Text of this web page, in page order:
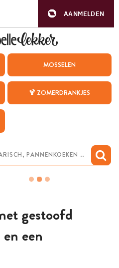
AANMELDEN
MOSSELEN
🍹 ZOMERDRANKJES
gestoofd
een